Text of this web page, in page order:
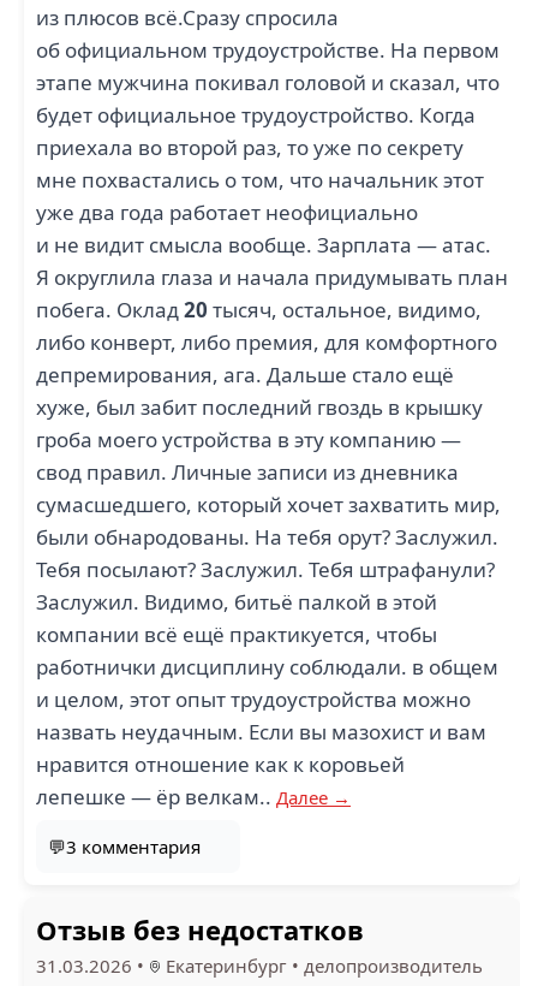
из плюсов всё.Сразу спросила
об официальном трудоустройстве. На первом
этапе мужчина покивал головой и сказал, что
будет официальное трудоустройство. Когда
приехала во второй раз, то уже по секрету
мне похвастались о том, что начальник этот
уже два года работает неофициально
и не видит смысла вообще. Зарплата — атас.
Я округлила глаза и начала придумывать план
побега. Оклад 20 тысяч, остальное, видимо,
либо конверт, либо премия, для комфортного
депремирования, ага. Дальше стало ещё
хуже, был забит последний гвоздь в крышку
гроба моего устройства в эту компанию —
свод правил. Личные записи из дневника
сумасшедшего, который хочет захватить мир,
были обнародованы. На тебя орут? Заслужил.
Тебя посылают? Заслужил. Тебя штрафанули?
Заслужил. Видимо, битьё палкой в этой
компании всё ещё практикуется, чтобы
работнички дисциплину соблюдали. в общем
и целом, этот опыт трудоустройства можно
назвать неудачным. Если вы мазохист и вам
нравится отношение как к коровьей
лепешке — ёр велкам.. Далее →
💬3 комментария
Отзыв без недостатков
31.03.2026 • Екатеринбург • делопроизводитель